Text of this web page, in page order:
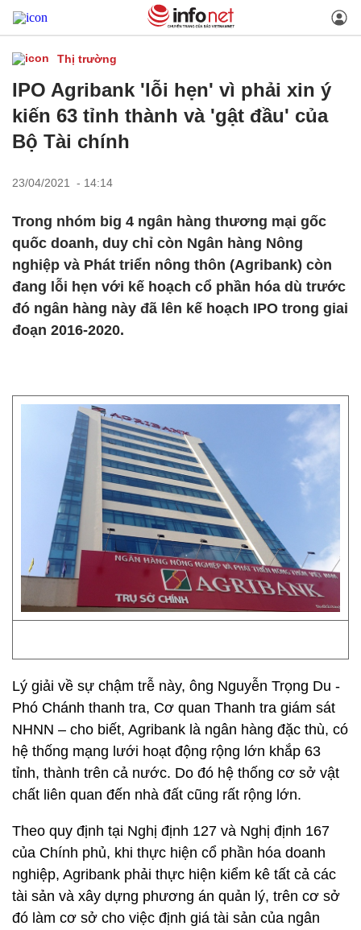
Thị trường
IPO Agribank 'lỗi hẹn' vì phải xin ý
kiến 63 tỉnh thành và 'gật đầu' của
Bộ Tài chính
23/04/2021 - 14:14
Trong nhóm big 4 ngân hàng thương mại gốc
quốc doanh, duy chỉ còn Ngân hàng Nông
nghiệp và Phát triển nông thôn (Agribank) còn
đang lỗi hẹn với kế hoạch cổ phần hóa dù trước
đó ngân hàng này đã lên kế hoạch IPO trong giai
đoạn 2016-2020.
Lý giải về sự chậm trễ này, ông Nguyễn Trọng Du -
Phó Chánh thanh tra, Cơ quan Thanh tra giám sát
NHNN – cho biết, Agribank là ngân hàng đặc thù, có
hệ thống mạng lưới hoạt động rộng lớn khắp 63
tỉnh, thành trên cả nước. Do đó hệ thống cơ sở vật
chất liên quan đến nhà đất cũng rất rộng lớn.
Theo quy định tại Nghị định 127 và Nghị định 167
của Chính phủ, khi thực hiện cổ phần hóa doanh
nghiệp, Agribank phải thực hiện kiểm kê tất cả các
tài sản và xây dựng phương án quản lý, trên cơ sở
đó làm cơ sở cho việc định giá tài sản của ngân